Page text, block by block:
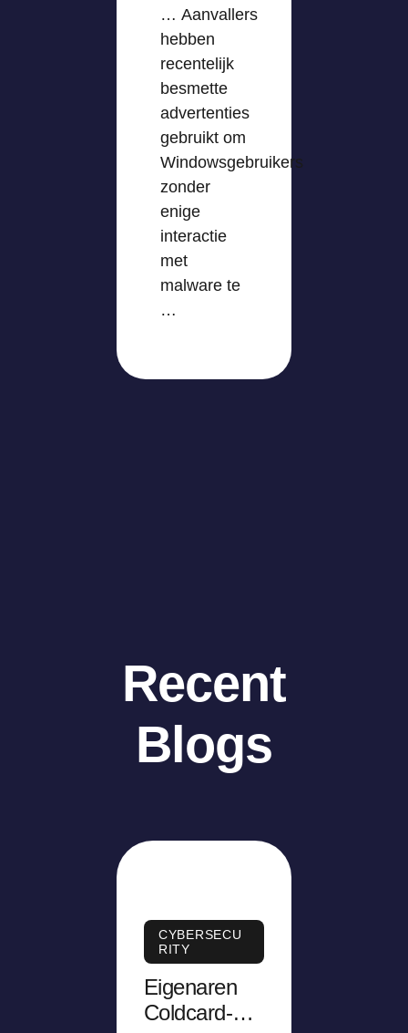
… Aanvallers
hebben
recentelijk
besmette
advertenties
gebruikt om
Windowsgebruikers
zonder
enige
interactie
met
malware te
…
Recent
Blogs
CYBERSECU
RITY
Eigenaren
Coldcard-